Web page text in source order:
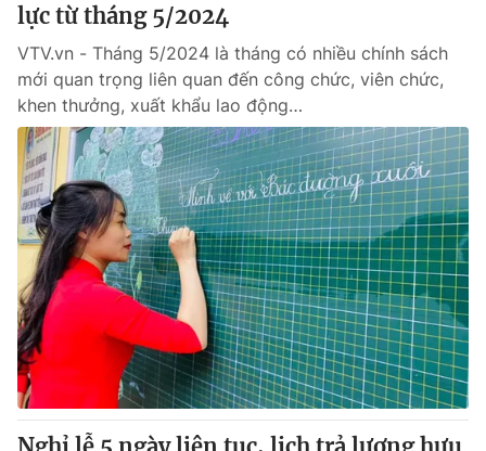
lực từ tháng 5/2024
VTV.vn - Tháng 5/2024 là tháng có nhiều chính sách
mới quan trọng liên quan đến công chức, viên chức,
khen thưởng, xuất khẩu lao động…